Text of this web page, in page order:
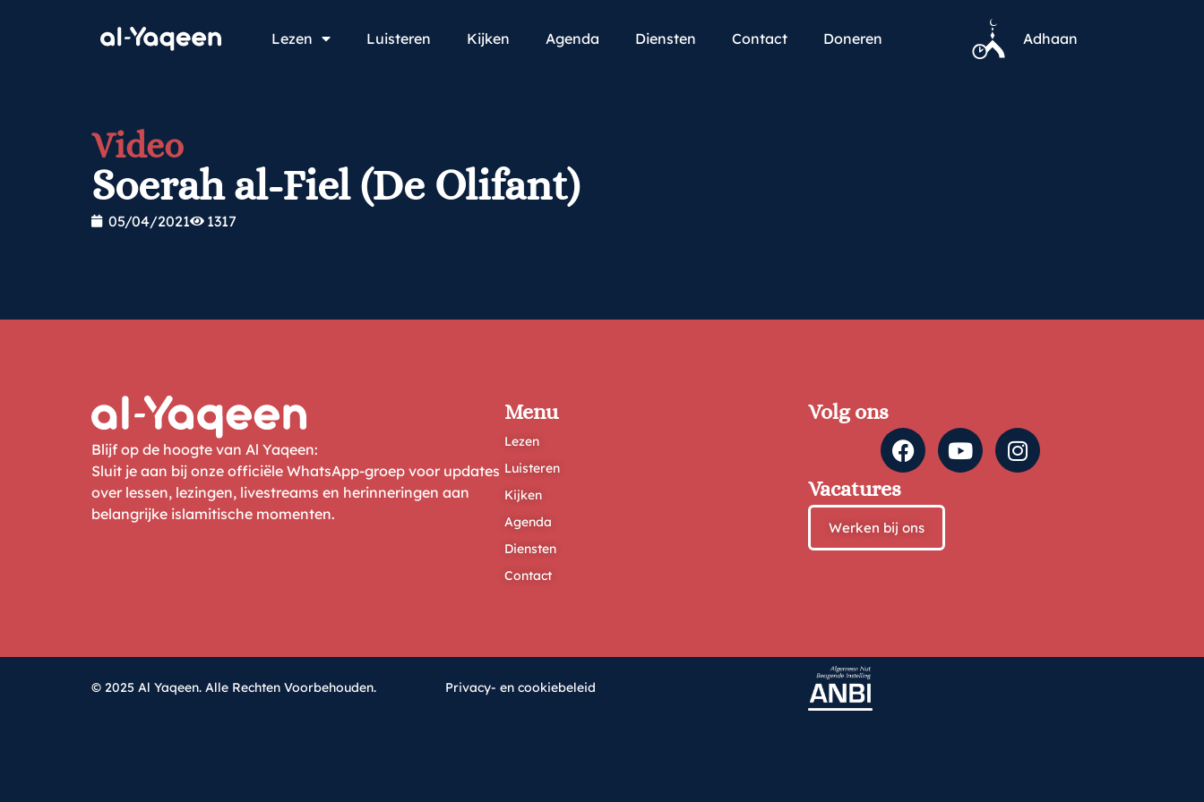
Lezen Luisteren Kijken Agenda Diensten Contact Doneren Adhaan
Video
Soerah al-Fiel (De Olifant)
05/04/2021 1317
Blijf op de hoogte van Al Yaqeen:
Sluit je aan bij onze officiële WhatsApp-groep voor updates
over lessen, lezingen, livestreams en herinneringen aan
belangrijke islamitische momenten.
Menu
Lezen
Luisteren
Kijken
Agenda
Diensten
Contact
Volg ons
Vacatures
Werken bij ons
© 2025 Al Yaqeen. Alle Rechten Voorbehouden. Privacy- en cookiebeleid